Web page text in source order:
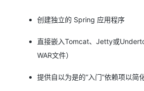
创建独立的 Spring 应用程序
直接嵌入Tomcat、Jetty或
WAR文件）
提供自以为是的“入门”依赖项以简